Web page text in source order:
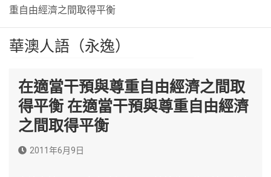
重自由經濟之間取得平衡
華澳人語（永逸）
在適當干預與尊重自由經濟之間取
得平衡 在適當干預與尊重自由經濟
之間取得平衡
2011年6月9日